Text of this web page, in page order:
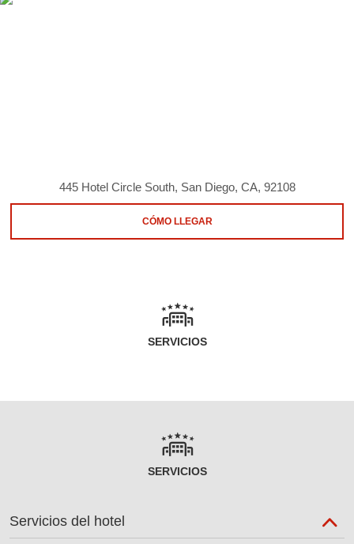
445 Hotel Circle South, San Diego, CA, 92108
CÓMO LLEGAR
SERVICIOS
SERVICIOS
Servicios del hotel